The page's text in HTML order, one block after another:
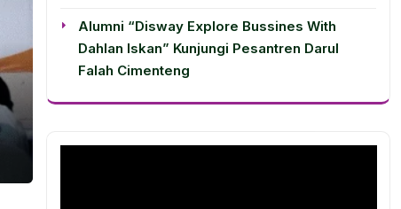
Alumni “Disway Explore Bussines With
Dahlan Iskan” Kunjungi Pesantren Darul
Falah Cimenteng